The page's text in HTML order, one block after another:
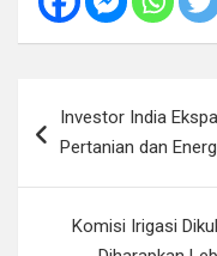
posInvestor India
Pertanian dan
Komisi Irigasi